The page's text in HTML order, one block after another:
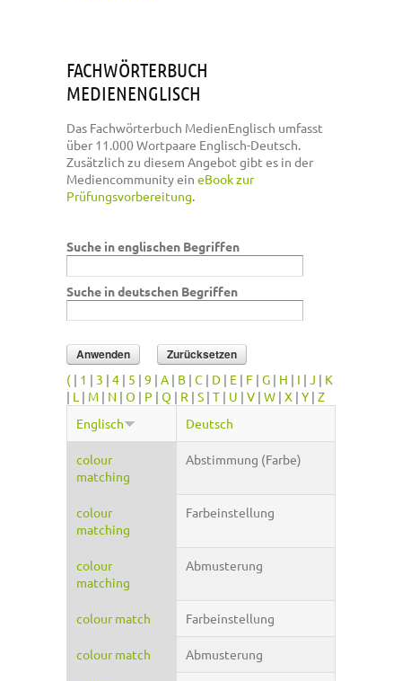
FACHWÖRTERBUCH
MEDIENENGLISCH
Das Fachwörterbuch MedienEnglisch umfasst
über 11.000 Wortpaare Englisch-Deutsch.
Zusätzlich zu diesem Angebot gibt es in der
Mediencommunity ein eBook zur
Prüfungsvorbereitung.
Suche in englischen Begriffen
Suche in deutschen Begriffen
( | 1 | 3 | 4 | 5 | 9 | A | B | C | D | E | F | G | H | I | J | K
| L | M | N | O | P | Q | R | S | T | U | V | W | X | Y | Z
Englisch
Deutsch
colour
matching
Abstimmung (Farbe)
colour
matching
Farbeinstellung
colour
matching
Abmusterung
colour match Farbeinstellung
colour match Abmusterung